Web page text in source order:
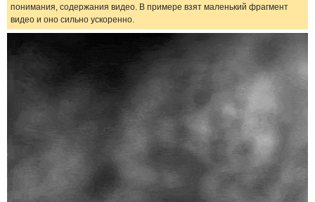
понимания, содержания видео. В примере взят маленький фрагмент
видео и оно сильно ускоренно.